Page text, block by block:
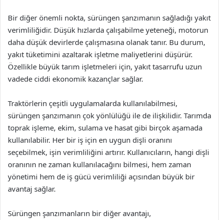
Bir diğer önemli nokta, sürüngen şanzımanın sağladığı yakıt
verimliliğidir. Düşük hızlarda çalışabilme yeteneği, motorun
daha düşük devirlerde çalışmasına olanak tanır. Bu durum,
yakıt tüketimini azaltarak işletme maliyetlerini düşürür.
Özellikle büyük tarım işletmeleri için, yakıt tasarrufu uzun
vadede ciddi ekonomik kazançlar sağlar.
Traktörlerin çeşitli uygulamalarda kullanılabilmesi,
sürüngen şanzımanın çok yönlülüğü ile de ilişkilidir. Tarımda
toprak işleme, ekim, sulama ve hasat gibi birçok aşamada
kullanılabilir. Her bir iş için en uygun dişli oranını
seçebilmek, işin verimliliğini artırır. Kullanıcıların, hangi dişli
oranının ne zaman kullanılacağını bilmesi, hem zaman
yönetimi hem de iş gücü verimliliği açısından büyük bir
avantaj sağlar.
Sürüngen şanzımanların bir diğer avantajı,